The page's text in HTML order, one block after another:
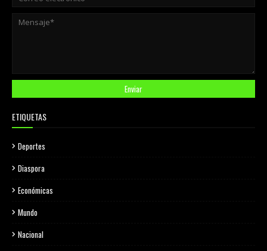
ETIQUETAS
Deportes
Diaspora
Económicas
Mundo
Nacional